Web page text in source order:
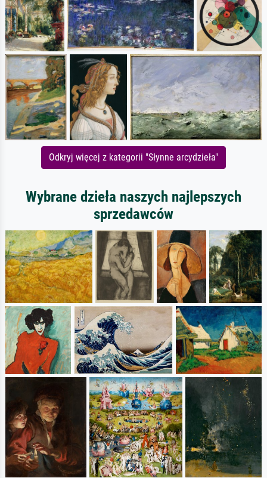
Odkryj więcej z kategorii "Słynne arcydzieła"
Wybrane dzieła naszych najlepszych
sprzedawców